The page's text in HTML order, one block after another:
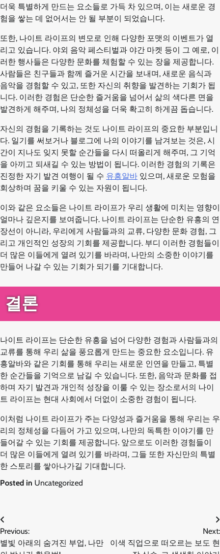
더욱 특별하게 만드는 요소들로 가득 차 있으며, 이는 새로운 경
험을 쌓는 데 없어서는 안 될 부분이 되었습니다.
또한, 나이트 라이프의 변모로 인해 다양한 포맷의 이벤트가 열
리고 있습니다. 야외 음악 페스티벌과 야간 마켓 등이 그 예로, 이
러한 행사들은 다양한 문화를 체험할 수 있는 장을 제공합니다.
사람들은 친구들과 함께 즐거운 시간을 보내며, 새로운 음식과
음악을 경험할 수 있고, 또한 자신의 취향을 발견하는 기회가 됩
니다. 이러한 경험은 단순한 즐거움을 넘어서 삶의 색다른 면을
발견하게 해주며, 나의 정체성을 더욱 확고히 하게끔 돕습니다.
자신의 경험을 기록하는 것도 나이트 라이프의 중요한 부분입니
다. 일기를 써보거나 블로그에 나의 이야기를 남겨보는 것은, 시
간이 지나도 잊지 못할 순간들을 다시 떠올리게 해주며, 그 기억
을 아끼고 되새길 수 있는 방법이 됩니다. 이러한 경험의 기록은
진정한 자기 발견 여행이 될 수 유흥알바 있으며, 새로운 모험을
회상하며 꿈을 키울 수 있는 자원이 됩니다.
이와 같은 요소들은 나이트 라이프가 우리 생활에 미치는 영향이
얼마나 깊은지를 보여줍니다. 나이트 라이프는 단순한 유흥의 연
장선이 아니라, 우리에게 사람들과의 교류, 다양한 문화 경험, 그
리고 개인적인 성장의 기회를 제공합니다. 부디 이러한 경험들이
더 많은 이들에게 열려 있기를 바라며, 나만의 소중한 이야기를
만들어 나갈 수 있는 기회가 되기를 기대합니다.
결론
나이트 라이프는 단순한 유흥을 넘어 다양한 경험과 사람들과의
교류를 통해 우리 삶을 풍요롭게 만드는 중요한 요소입니다. 유
흥알바와 같은 기회를 통해 우리는 새로운 인연을 만들고, 특별
한 순간들을 기억으로 남길 수 있습니다. 또한, 음악과 문화를 접
하며 자기 발견과 개인적 성장을 이룰 수 있는 장소로서의 나이
트 라이프는 현대 사회에서 더없이 소중한 경험이 됩니다.
이처럼 나이트 라이프가 주는 다양성과 즐거움을 통해 우리는 우
리의 정체성을 다듬어 가고 있으며, 나만의 독특한 이야기를 만
들어갈 수 있는 기회를 제공합니다. 앞으로도 이러한 경험들이
더 많은 이들에게 열려 있기를 바라며, 그들 또한 자신만의 특별
한 스토리를 쌓아나가길 기대합니다.
Posted in Uncategorized
글
Previous:
별빛 아래의 숨겨진 부업, 나만
Next:
이색 직업으로 떠오르는 보도 현